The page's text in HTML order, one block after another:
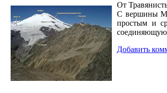
От
С вершины
простым и
Добавить